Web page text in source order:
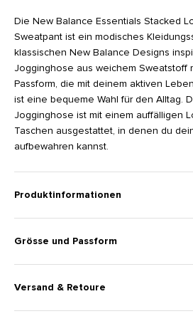
Die New Balance Essentials Stacked
Sweatpant ist ein modisches
klassischen New Balance Designs
Jogginghose aus weichem Sweatstoff
Passform, die mit deinem aktiven
ist eine bequeme Wahl für den Alltag.
Jogginghose ist mit einem auffälligen
Taschen ausgestattet, in denen du
aufbewahren kannst.
Produktinformationen
Grösse und Passform
Versand & Retoure